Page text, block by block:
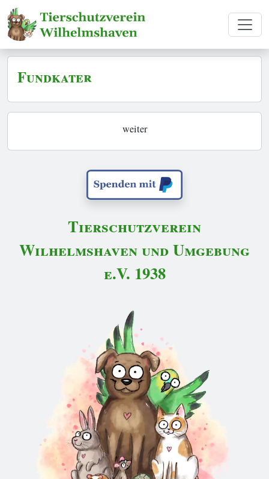
Fundkater
weiter
Tierschutzverein
Wilhelmshaven und Umgebung
e.V. 1938